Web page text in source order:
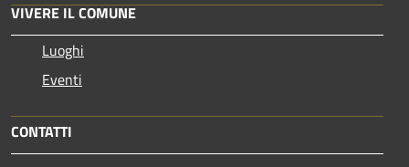
VIVERE IL COMUNE
Luoghi
Eventi
CONTATTI